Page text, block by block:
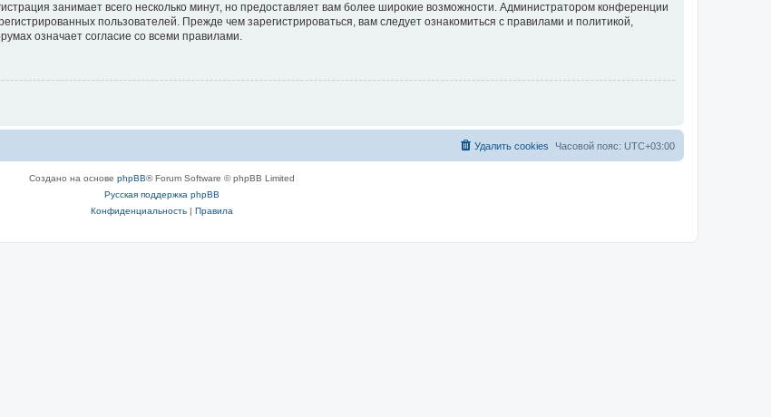
занимает всего несколько минут, но предоставляет вам более широкие возможности. Администратором конференции
пользователей. Прежде чем зарегистрироваться, вам следует ознакомиться с правилами и политикой,
означает согласие со всеми правилами.
Часовой пояс: UTC+03:00
Удалить cookies
Создано на основе phpBB® Forum Software © phpBB Limited
Русская поддержка phpBB
Конфиденциальность| Правила